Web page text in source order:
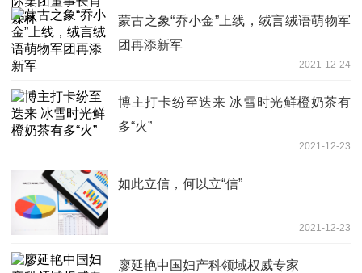
蒙古之象“乔小金”上线，绒言绒语萌物军
团再添新军
2021-12-24
博主打卡纷至迭来 冰雪时光鲜橙奶茶有
多“火”
2021-12-23
如此立信，何以立“信” ​
2021-12-23
廖延艳中国妇产科领域权威专家